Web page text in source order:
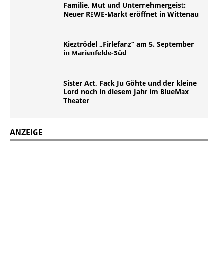
Familie, Mut und Unternehmergeist:
Neuer REWE-Markt eröffnet in Wittenau
Kieztrödel „Firlefanz“ am 5. September
in Marienfelde-Süd
Sister Act, Fack Ju Göhte und der kleine
Lord noch in diesem Jahr im BlueMax
Theater
ANZEIGE